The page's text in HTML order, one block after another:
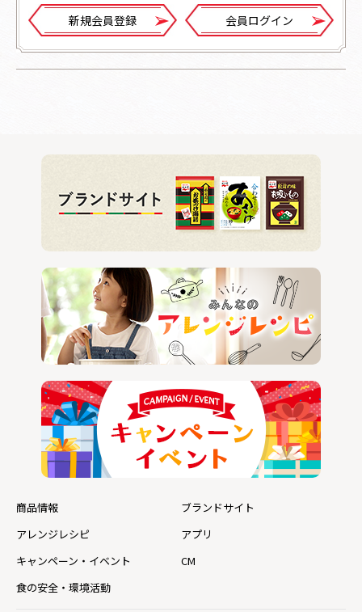
新規会員登録 会員ログイン
商品情報
ブランドサイト
アレンジレシピ
アプリ
キャンペーン・イベント
CM
食の安全・環境活動